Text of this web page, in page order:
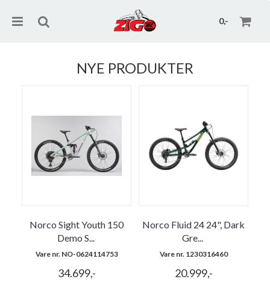
0,-
NYE PRODUKTER
Norco Sight Youth 150
Demo S...
Vare nr. NO-0624114753
34.699,-
Norco Fluid 24 24", Dark
Gre...
Vare nr. 1230316460
20.999,-
Trykk ENTER for å søke